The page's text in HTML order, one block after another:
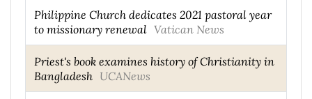
Philippine Church dedicates 2021 pastoral year
to missionary renewal Vatican News
Priest's book examines history of Christianity in
Bangladesh UCANews